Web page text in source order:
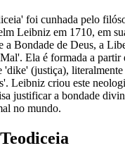
foi cunhada pelo
Leibniz em 1710, em
a Bondade de Deus, a
Ela é formada a partir
'dike' (justiça),
Leibniz criou este
justificar a bondade
no mundo.
Teodiceia